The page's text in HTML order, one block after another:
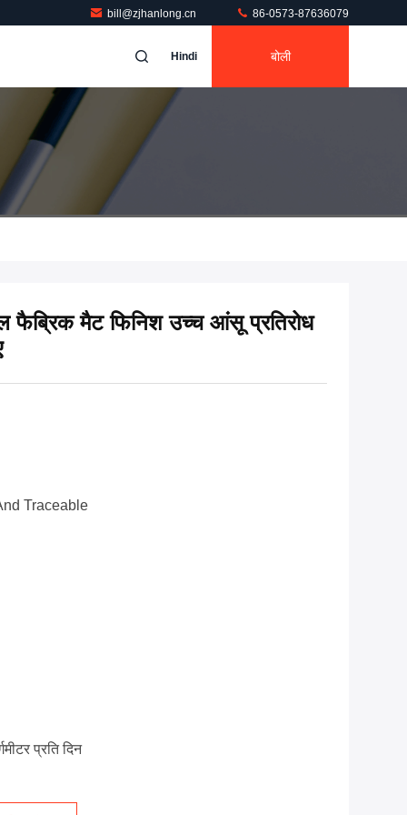
bill@zjhanlong.cn 86-0573-87636079
Hindi बोली
फैब्रिक मैट फिनिश उच्च आंसू प्रतिरोध
Traceable
प्रति दिन